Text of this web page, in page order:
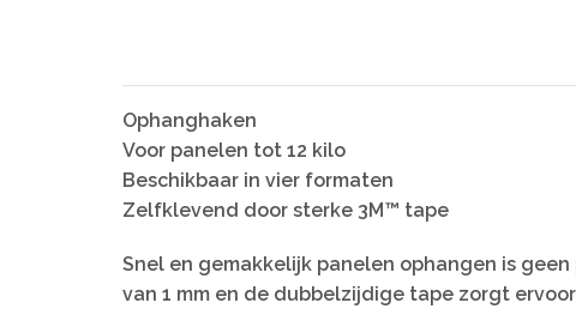
Ophanghaken
Voor panelen tot 12 kilo
Beschikbaar in vier formaten
Zelfklevend door sterke 3M™ tape
Snel en gemakkelijk panelen ophangen is
van 1 mm en de dubbelzijdige tape zorgt